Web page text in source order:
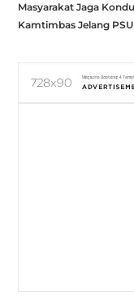
Masyarakat Jaga
Kamtimbas Jelang PSU